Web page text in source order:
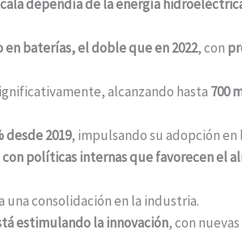
dependía de la energía
en baterías, el doble que en 2022, con
alcanzando hasta 700
desde 2019, impulsando su adopción en
políticas internas que favorecen el
consolidación en la industria.
estimulando la innovación, con